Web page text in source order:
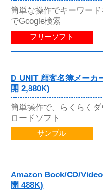
簡単な操作でキーワー
でGoogle検索
フリーソフト
D-UNIT 顧客名簿メーカ
開 2,880K)
簡単操作で、らくらく
ロードソフト
サンプル
Amazon Book/CD/
開 488K)